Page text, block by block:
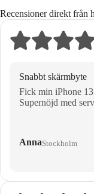
Recensioner direkt från
Snabbt skärmbyte
Fick min iPhone
Supernöjd med
AnnaStockholm